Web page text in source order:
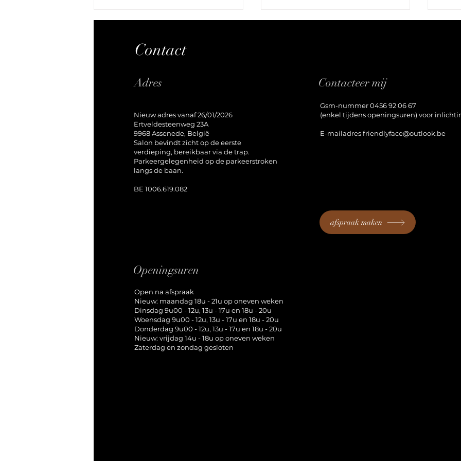
Alles wat je moet weten over een
esthetische pedicure met gellak bij
Friendlyface in Assenede
Zo camoufleer je roodheid in het gezicht
Contact
Adres Contacteer mij
Gsm-nummer 0456 92 06 67
(enkel tijdens openingsuren) voor
E-mailadresfriendlyface@outlook.be
Nieuw adres vanaf 26/01/2026
Ertveldesteenweg 23A
9968 Assenede, België
Salon bevindt zicht op de eerste
verdieping, bereikbaar via de trap.
Parkeergelegenheid op de parkeerstroken
langs de baan.
BE 1006.619.082
afspraak maken
Openingsuren
Open na afspraak
Nieuw: maandag 18u - 21u op oneven weken
Dinsdag 9u00 - 12u, 13u - 17u en 18u - 20u
Woensdag 9u00 - 12u, 13u - 17u en 18u - 20u
Donderdag 9u00 - 12u, 13u - 17u en 18u - 20u
Nieuw: vrijdag 14u - 18u op oneven weken
Zaterdag en zondag gesloten